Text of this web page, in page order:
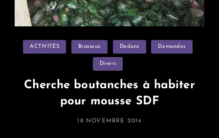
Categories
ACTIVITÉS Brasseux Dedans Demandes
Divers
Cherche boutanches à habiter
pour mousse SDF
POSTED
18 NOVEMBRE 2014